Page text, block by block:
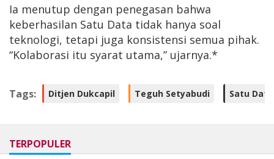
Ia menutup dengan penegasan bahwa
keberhasilan Satu Data tidak hanya soal
teknologi, tetapi juga konsistensi semua pihak.
“Kolaborasi itu syarat utama,” ujarnya.*
Tags: Ditjen Dukcapil Teguh Setyabudi Satu
TERPOPULER